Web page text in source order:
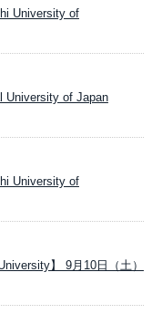
University of
University of Japan
University of
】 9月10日（土）